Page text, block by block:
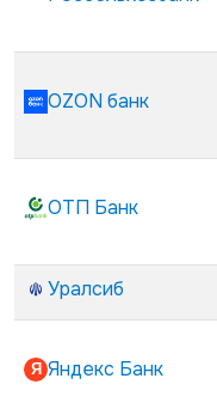
OZON банк
ОТП Банк
Уралсиб
Яндекс Банк